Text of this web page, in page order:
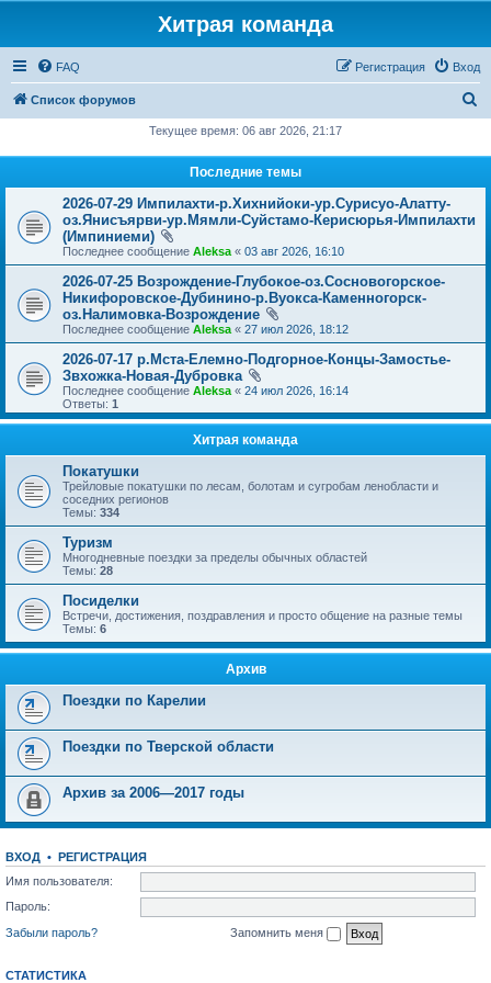
Хитрая команда
FAQ Вход
Регистрация
Список форумов
Текущее время: 06 авг 2026, 21:17
Последние темы
2026-07-29 Импилахти-р.Хихнийоки-ур.Сурисуо-Алатту-
оз.Янисъярви-ур.Мямли-Суйстамо-Керисюрья-Импилахти
(Импиниеми)
Последнее сообщение Aleksa « 03 авг 2026, 16:10
2026-07-25 Возрождение-Глубокое-оз.Сосновогорское-
Никифоровское-Дубинино-р.Вуокса-Каменногорск-
оз.Налимовка-Возрождение
Последнее сообщение Aleksa « 27 июл 2026, 18:12
2026-07-17 р.Мста-Елемно-Подгорное-Концы-Замостье-
Звхожка-Новая-Дубровка
Последнее сообщение Aleksa « 24 июл 2026, 16:14
Ответы: 1
Хитрая команда
Покатушки
Трейловые покатушки по лесам, болотам и сугробам ленобласти и
соседних регионов
Темы: 334
Туризм
Многодневные поездки за пределы обычных областей
Темы: 28
Посиделки
Встречи, достижения, поздравления и просто общение на разные темы
Темы: 6
Архив
Поездки по Карелии
Поездки по Тверской области
Архив за 2006—2017 годы
ВХОД • РЕГИСТРАЦИЯ
Имя пользователя:
Пароль:
Забыли пароль?
Запомнить меня
СТАТИСТИКА